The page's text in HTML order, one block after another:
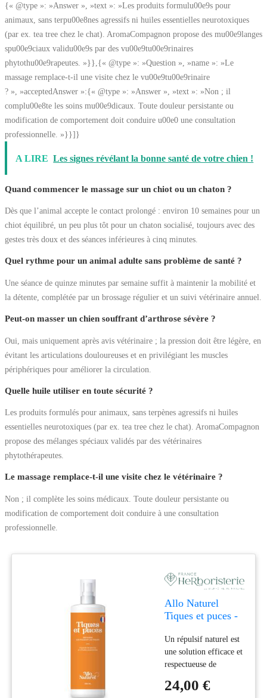
{« @type »: »Answer », »text »: »Les produits formulu00e9s pour
animaux, sans terpu00e8nes agressifs ni huiles essentielles neurotoxiques
(par ex. tea tree chez le chat). AromaCompagnon propose des mu00e9langes
spu00e9ciaux validu00e9s par des vu00e9tu00e9rinaires
phytothu00e9rapeutes. »}},{« @type »: »Question », »name »: »Le
massage remplace-t-il une visite chez le vu00e9tu00e9rinaire
? », »acceptedAnswer »:{« @type »: »Answer », »text »: »Non ; il
complu00e8te les soins mu00e9dicaux. Toute douleur persistante ou
modification de comportement doit conduire u00e0 une consultation
professionnelle. »}}]}
A LIRE Les signes révélant la bonne santé de votre chien !
Quand commencer le massage sur un chiot ou un chaton ?
Dès que l’animal accepte le contact prolongé : environ 10 semaines pour un
chiot équilibré, un peu plus tôt pour un chaton socialisé, toujours avec des
gestes très doux et des séances inférieures à cinq minutes.
Quel rythme pour un animal adulte sans problème de santé ?
Une séance de quinze minutes par semaine suffit à maintenir la mobilité et
la détente, complétée par un brossage régulier et un suivi vétérinaire annuel.
Peut-on masser un chien souffrant d’arthrose sévère ?
Oui, mais uniquement après avis vétérinaire ; la pression doit être légère, en
évitant les articulations douloureuses et en privilégiant les muscles
périphériques pour améliorer la circulation.
Quelle huile utiliser en toute sécurité ?
Les produits formulés pour animaux, sans terpènes agressifs ni huiles
essentielles neurotoxiques (par ex. tea tree chez le chat). AromaCompagnon
propose des mélanges spéciaux validés par des vétérinaires
phytothérapeutes.
Le massage remplace-t-il une visite chez le vétérinaire ?
Non ; il complète les soins médicaux. Toute douleur persistante ou
modification de comportement doit conduire à une consultation
professionnelle.
Allo Naturel
Tiques et puces -
Chiens et Chats
Un répulsif naturel est
une solution efficace et
respectueuse de
protéger vos animaux
24,00 €